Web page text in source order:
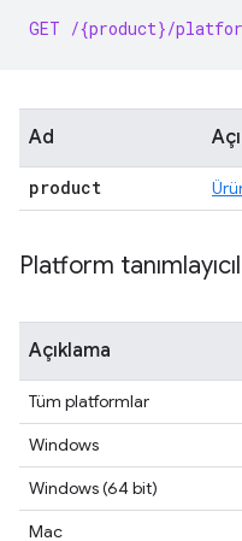
GET /{product}/
Ad
product
Platform
Açıklama
Tüm platformlar
Windows
Windows (64 bit)
Mac